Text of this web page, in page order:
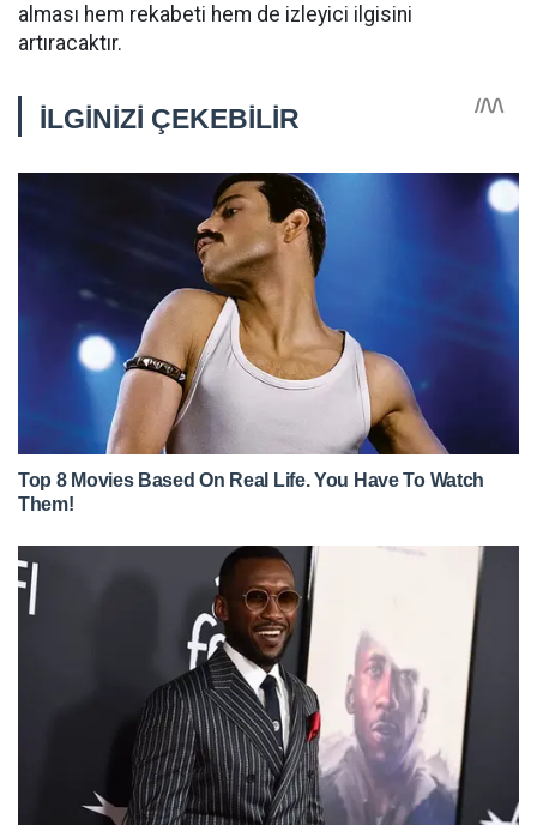
alması hem rekabeti hem de izleyici ilgisini
artıracaktır.